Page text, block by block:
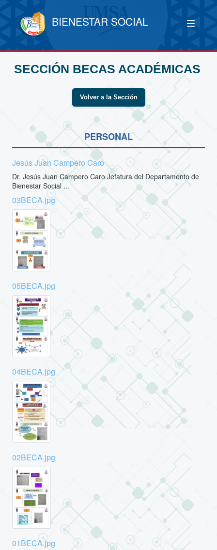
BIENESTAR SOCIAL
SECCIÓN BECAS ACADÉMICAS
Volver a la Sección
PERSONAL
Jesús Juan Campero Caro
Dr. Jesús Juan Campero Caro Jefatura del Departamento de
Bienestar Social ...
03BECA.jpg
05BECA.jpg
04BECA.jpg
02BECA.jpg
01BECA.jpg